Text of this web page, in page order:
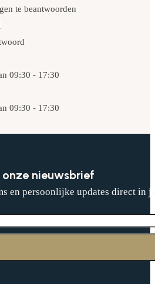
te beantwoorden
09:30 - 17:30
09:30 - 17:30
nieuwsbrief
en persoonlijke updates direct in